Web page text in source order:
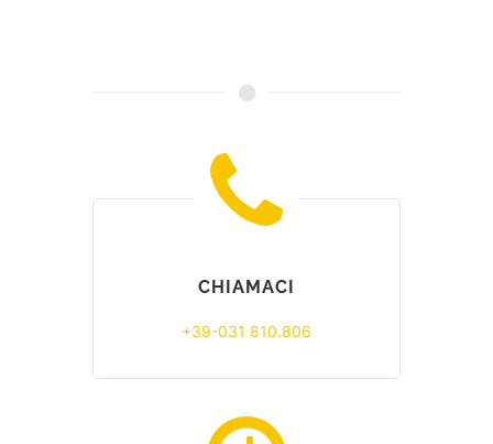
CHIAMACI
+39-031 810.806